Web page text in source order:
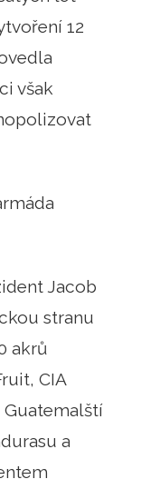
12
však
Jacob
stranu
akrů
CIA
Guatemalští
a